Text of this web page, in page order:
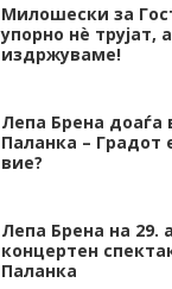
Милошески за
упорно нѐ
издржуваме!
Лепа Брена доаѓа
Паланка – Градот
вие?
Лепа Брена на 29.
концертен
Паланка